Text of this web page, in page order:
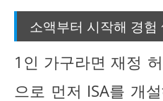
소액부터 시작해 경험
1인 가구라면 재정
으로 먼저 ISA를 개